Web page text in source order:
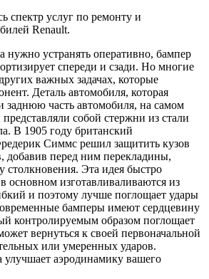
спектр услуг по ремонту и
Renault.
нужно устранять оперативно, бампер
спереди и сзади. Но многие
важных задачах, которые
Деталь автомобиля, которая
часть автомобиля, на самом
собой стержни из стали
В 1905 году британский
Симмс решил защитить кузов
добавив перед ним перекладины,
столкновения. Эта идея быстро
основном изготавливаливаются из
и поэтому лучше поглощает удары
бамперы имеют сердцевину
контролируемым образом поглощает
вернуться к своей первоначальной
или умеренных ударов.
улучшает аэродинамику вашего